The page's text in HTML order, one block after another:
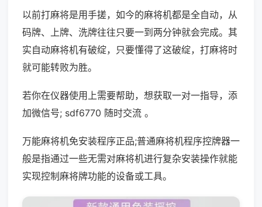
以前打麻将是用手搓，如今的麻将机都是全自动，从
码牌、上牌、洗牌往往只要一到两分钟就会完成。其
实自动麻将机有破绽，只要懂得了这破绽，打麻将时
就可能转败为胜。
若你在仪器使用上需要帮助，想获取一对一指导，添
加微信号; sdf6770 随时交流 。
万能麻将机免安装程序正品;普通麻将机程序控牌器一
般是指通过一些无需对麻将机进行复杂安装操作就能
实现控制麻将牌功能的设备或工具。